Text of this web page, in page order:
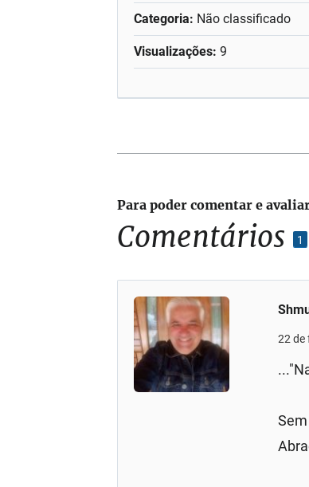
Categoria: Não classificado
Visualizações: 9
Comentários 1
22 de
Para poder comentar e